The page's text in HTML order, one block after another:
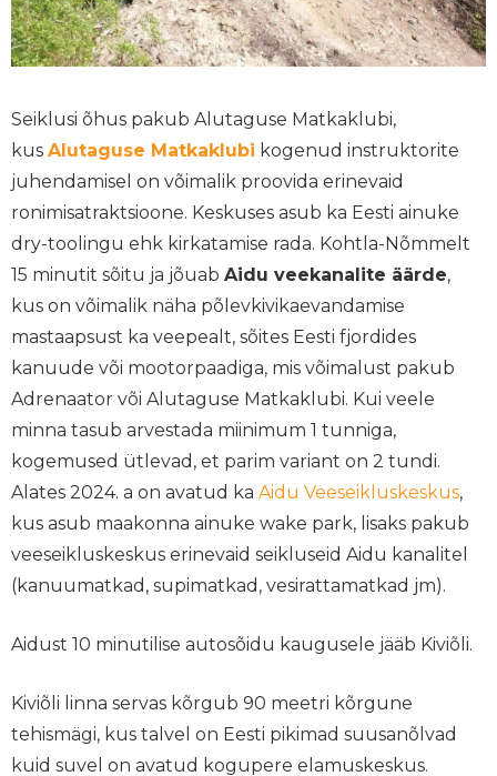
Seiklusi õhus pakub Alutaguse Matkaklubi,
kus Alutaguse Matkaklubi kogenud instruktorite
juhendamisel on võimalik proovida erinevaid
ronimisatraktsioone. Keskuses asub ka Eesti ainuke
dry-toolingu ehk kirkatamise rada. Kohtla-Nõmmelt
15 minutit sõitu ja jõuab Aidu veekanalite äärde,
kus on võimalik näha põlevkivikaevandamise
mastaapsust ka veepealt, sõites Eesti fjordides
kanuude või mootorpaadiga, mis võimalust pakub
Adrenaator või Alutaguse Matkaklubi. Kui veele
minna tasub arvestada miinimum 1 tunniga,
kogemused ütlevad, et parim variant on 2 tundi.
Alates 2024. a on avatud ka Aidu Veeseikluskeskus,
kus asub maakonna ainuke wake park, lisaks pakub
veeseikluskeskus erinevaid seikluseid Aidu kanalitel
(kanuumatkad, supimatkad, vesirattamatkad jm).
Aidust 10 minutilise autosõidu kaugusele jääb Kiviõli.
Kiviõli linna servas kõrgub 90 meetri kõrgune
tehismägi, kus talvel on Eesti pikimad suusanõlvad
kuid suvel on avatud kogupere elamuskeskus.